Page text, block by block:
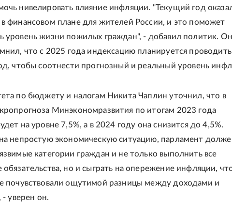
нивелировать влияние инфляции. "Текущий год
финансовом плане для жителей России, и это поможет
уровень жизни пожилых граждан", - добавил политик. Он
что с 2025 года индексацию планируется проводить
чтобы соотнести прогнозный и реальный уровень
по бюджету и налогам Никита Чаплин уточнил, что в
Минэкономразвития по итогам 2023 года
на уровне 7,5%, а в 2024 году она снизится до 4,5%.
непростую экономическую ситуацию, парламент
категории граждан и не только выполнить все
обязательства, но и сыграть на опережение инфляции,
почувствовали ощутимой разницы между доходами и
- уверен он.